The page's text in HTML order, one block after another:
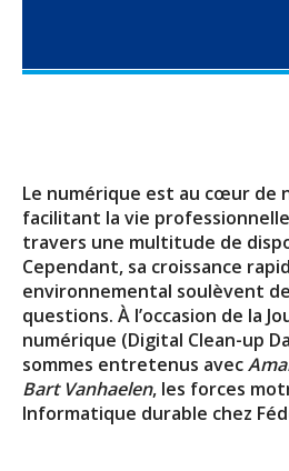
Vos finances
Check-up Assurances
Le numérique est au cœur de
facilitant la vie
travers une multitude de
Cependant, sa croissance
environnemental soulèvent
questions. À l’occasion de la
numérique (Digital Clean-up
sommes entretenus avec
Bart Vanhaelen, les forces
Informatique durable chez